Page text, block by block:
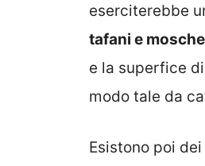
eserciterebbe
tafani e
e la superfice
modo tale da
Esistono poi